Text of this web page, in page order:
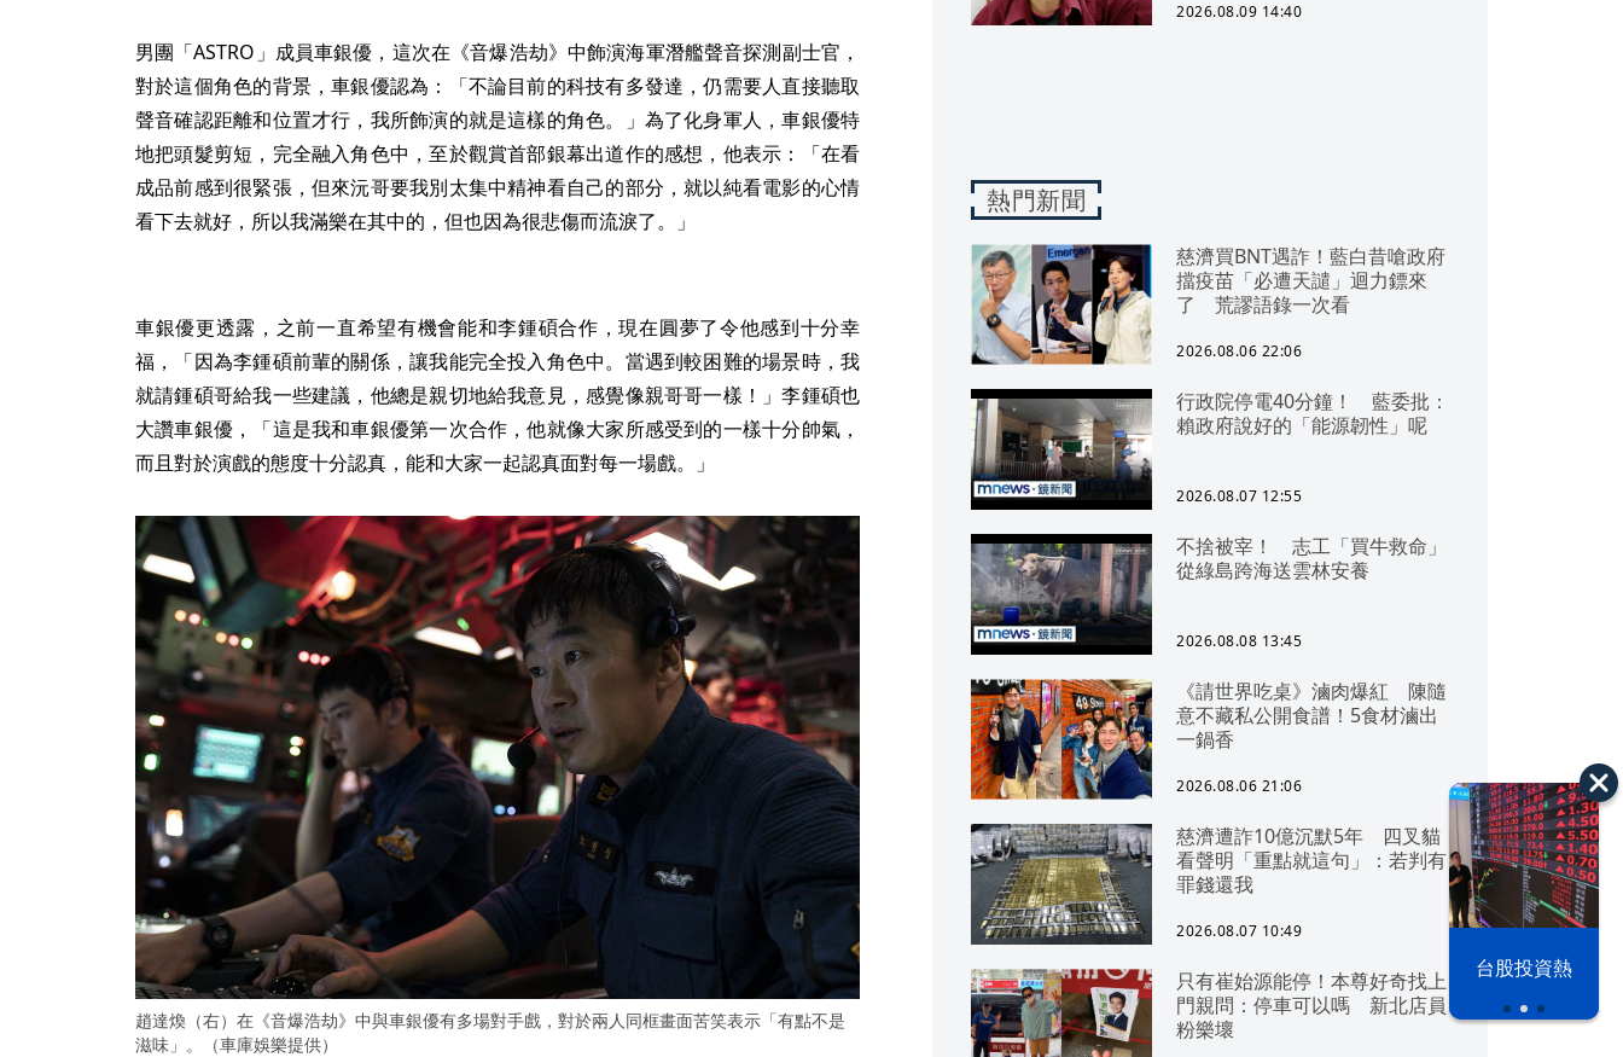
漢光42演習 台股投資熱
男團「ASTRO」成員車銀優，這次在《音爆浩劫》中飾演海軍潛艦聲音探測副士官，
對於這個角色的背景，車銀優認為：「不論目前的科技有多發達，仍需要人直接聽取
聲音確認距離和位置才行，我所飾演的就是這樣的角色。」為了化身軍人，車銀優特
地把頭髮剪短，完全融入角色中，至於觀賞首部銀幕出道作的感想，他表示：「在看
成品前感到很緊張，但來沅哥要我別太集中精神看自己的部分，就以純看電影的心情
看下去就好，所以我滿樂在其中的，但也因為很悲傷而流淚了。」
車銀優更透露，之前一直希望有機會能和李鍾碩合作，現在圓夢了令他感到十分幸
福，「因為李鍾碩前輩的關係，讓我能完全投入角色中。當遇到較困難的場景時，我
就請鍾碩哥給我一些建議，他總是親切地給我意見，感覺像親哥哥一樣！」李鍾碩也
大讚車銀優，「這是我和車銀優第一次合作，他就像大家所感受到的一樣十分帥氣，
而且對於演戲的態度十分認真，能和大家一起認真面對每一場戲。」
趙達煥（右）在《音爆浩劫》中與車銀優有多場對手戲，對於兩人同框畫面苦笑表示「有點不是
滋味」。（車庫娛樂提供）
2026.08.09 14:40
熱門新聞
慈濟買BNT遇詐！藍白昔嗆政府
擋疫苗「必遭天譴」迴力鏢來
了 荒謬語錄一次看
2026.08.06 22:06
行政院停電40分鐘！ 藍委批：
賴政府說好的「能源韌性」呢
2026.08.07 12:55
不捨被宰！ 志工「買牛救命」
從綠島跨海送雲林安養
2026.08.08 13:45
《請世界吃桌》滷肉爆紅 陳隨
意不藏私公開食譜！5食材滷出
一鍋香
2026.08.06 21:06
慈濟遭詐10億沉默5年 四叉貓
看聲明「重點就這句」：若判有
罪錢還我
2026.08.07 10:49
只有崔始源能停！本尊好奇找上
門親問：停車可以嗎 新北店員
粉樂壞